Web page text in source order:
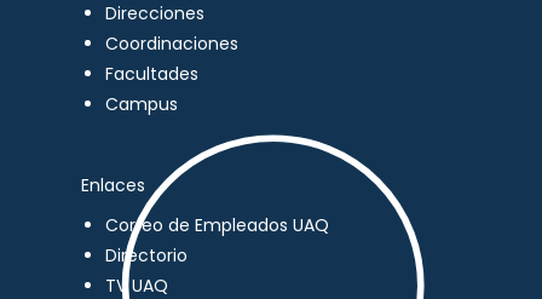
Direcciones
Coordinaciones
Facultades
Campus
Enlaces
Correo de Empleados UAQ
Directorio
TV UAQ